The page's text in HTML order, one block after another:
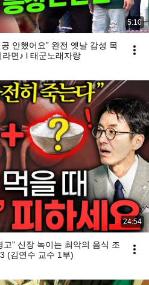
5:10
안했어요” 완전 옛날 감성 목
면♪ l 태군노래자랑
24:54
" 신장 녹이는 최악의 음식 조
(김연수 교수 1부)